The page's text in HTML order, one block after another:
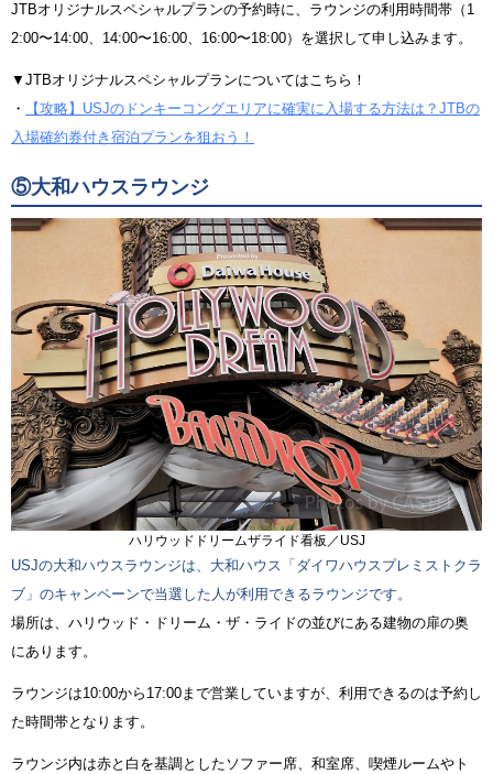
JTBオリジナルスペシャルプランの予約時に、ラウンジの利用時間帯（1
2:00〜14:00、14:00〜16:00、16:00〜18:00）を選択して申し込みます。
▼JTBオリジナルスペシャルプランについてはこちら！
・
【攻略】USJのドンキーコングエリアに確実に入場する方法は？JTBの
入場確約券付き宿泊プランを狙おう！
⑤大和ハウスラウンジ
ハリウッドドリームザライド看板／USJ
USJの大和ハウスラウンジは、大和ハウス「ダイワハウスプレミストクラ
ブ」のキャンペーンで当選した人が利用できるラウンジです。
場所は、ハリウッド・ドリーム・ザ・ライドの並びにある建物の扉の奥
にあります。
ラウンジは10:00から17:00まで営業していますが、利用できるのは予約し
た時間帯となります。
ラウンジ内は赤と白を基調としたソファー席、和室席、喫煙ルームやト